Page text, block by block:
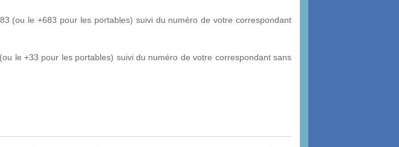
(ou le +683 pour les portables) suivi du numéro de votre correspondant
le +33 pour les portables) suivi du numéro de votre correspondant sans